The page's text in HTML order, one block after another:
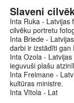
Slaveni
Inta Ruka - Latvijas
cilvēku portretu
Inta Briede -
darbi ir izstādīti gan
Inta Ozola -
ieguvuši plašu
Inta Freimane -
kultūras ministre.
Inta Vītola - Lat